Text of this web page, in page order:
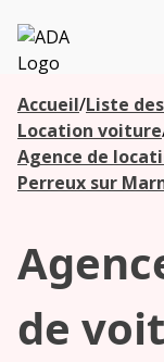
ADA
Accueil/Liste
Location voiture
Agence de
Perreux sur
de
Les
agences à
proximité
Commencez
votre
recherche
pour voir les